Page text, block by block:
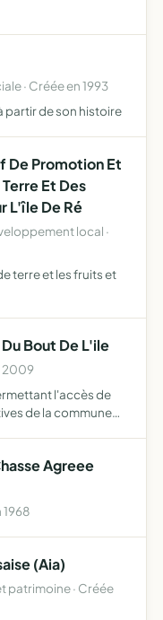
· Créée en 1993
partir de son histoire
De Promotion Et
Et Des
L'île De Ré
local ·
terre et les fruits et
Bout De L'ile
2009
l'accès de
de la commune
Agreee
1968
(Aia)
patrimoine · Créée